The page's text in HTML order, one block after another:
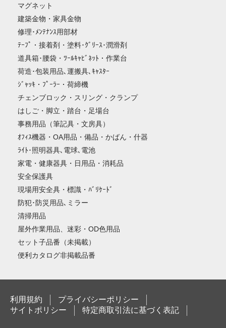
マグネット
建築金物・家具金物
修理･ﾒﾝﾃﾅﾝｽ用部材
ﾃｰﾌﾟ・接着剤・塗料･ｸﾞﾘｰｽ･潤滑剤
道具箱･腰袋・ﾂｰﾙｷｬﾋﾞﾈｯﾄ・作業台
荷造･包装用品､運搬具､ｷｬｽﾀｰ
ｼﾞｬｯｷ・ﾌﾟｰﾗｰ・荷締機
チェンブロック・スリング・クランプ
はしご・脚立・踏台・足場台
事務用品（筆記具・文房具）
ｵﾌｨｽ機器・OA用品・備品・かばん・什器
ﾗｲﾄ･照明器具､電球､電池
家電・健康器具・日用品・消耗品
安全保護具
現場用安全具・標識・ﾊﾞﾘｹｰﾄﾞ
防犯･防災用品､ミラー
清掃用品
屋外作業用品、迷彩・OD色用品
セット子品番（未掲載）
便利カタログ非掲載品番
利用規約
プライバシーポリシー
サイトポリシー
特定商取引法に基づく表記